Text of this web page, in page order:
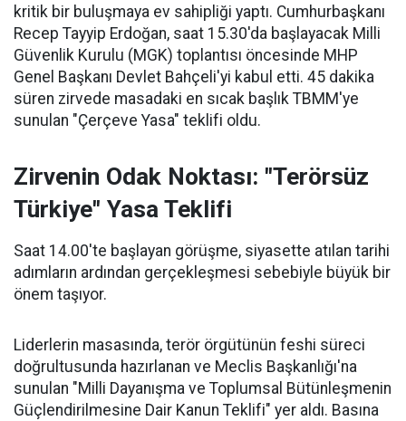
kritik bir buluşmaya ev sahipliği yaptı. Cumhurbaşkanı
Recep Tayyip Erdoğan, saat 15.30'da başlayacak Milli
Güvenlik Kurulu (MGK) toplantısı öncesinde MHP
Genel Başkanı Devlet Bahçeli'yi kabul etti. 45 dakika
süren zirvede masadaki en sıcak başlık TBMM'ye
sunulan "Çerçeve Yasa" teklifi oldu.
Zirvenin Odak Noktası: "Terörsüz
Türkiye" Yasa Teklifi
Saat 14.00'te başlayan görüşme, siyasette atılan tarihi
adımların ardından gerçekleşmesi sebebiyle büyük bir
önem taşıyor.
Liderlerin masasında, terör örgütünün feshi süreci
doğrultusunda hazırlanan ve Meclis Başkanlığı'na
sunulan "Milli Dayanışma ve Toplumsal Bütünleşmenin
Güçlendirilmesine Dair Kanun Teklifi" yer aldı. Basına